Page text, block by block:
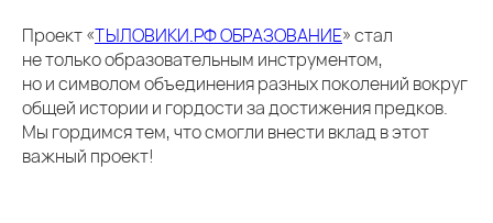
Проект «ТЫЛОВИКИ.РФ ОБРАЗОВАНИЕ» стал
не только образовательным инструментом,
но и символом объединения разных поколений вокруг
общей истории и гордости за достижения предков.
Мы гордимся тем, что смогли внести вклад в этот
важный проект!